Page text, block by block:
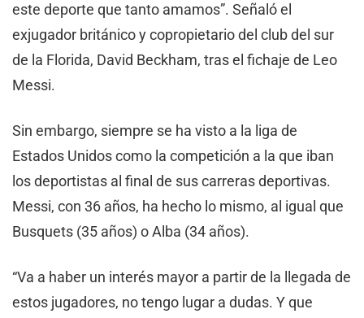
este deporte que tanto amamos”. Señaló el
exjugador británico y copropietario del club del sur
de la Florida, David Beckham, tras el fichaje de Leo
Messi.
Sin embargo, siempre se ha visto a la liga de
Estados Unidos como la competición a la que iban
los deportistas al final de sus carreras deportivas.
Messi, con 36 años, ha hecho lo mismo, al igual que
Busquets (35 años) o Alba (34 años).
“Va a haber un interés mayor a partir de la llegada de
estos jugadores, no tengo lugar a dudas. Y que